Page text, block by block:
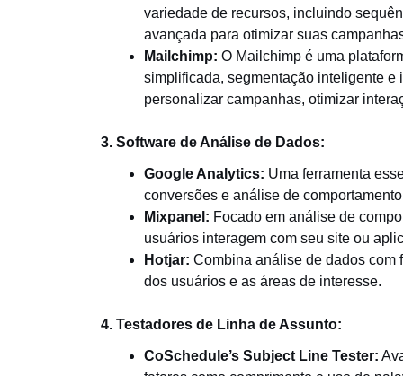
variedade de recursos, incluindo
avançada para otimizar suas
Mailchimp: O Mailchimp é uma
simplificada, segmentação inteligente e
personalizar campanhas, otimizar
3. Software de Análise de Dados:
Google Analytics: Uma ferramenta
conversões e análise de
Mixpanel: Focado em análise de
usuários interagem com seu site ou
Hotjar: Combina análise de dados com
dos usuários e as áreas de interesse.
4. Testadores de Linha de Assunto:
CoSchedule’s Subject Line Tester: